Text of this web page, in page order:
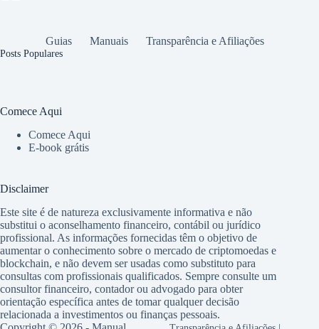
Guias Manuais Transparência e Afiliações
Posts Populares
Comece Aqui
Comece Aqui
E-book grátis
Disclaimer
Este site é de natureza exclusivamente informativa e não
substitui o aconselhamento financeiro, contábil ou jurídico
profissional. As informações fornecidas têm o objetivo de
aumentar o conhecimento sobre o mercado de criptomoedas e
blockchain, e não devem ser usadas como substituto para
consultas com profissionais qualificados. Sempre consulte um
consultor financeiro, contador ou advogado para obter
orientação específica antes de tomar qualquer decisão
relacionada a investimentos ou finanças pessoais.